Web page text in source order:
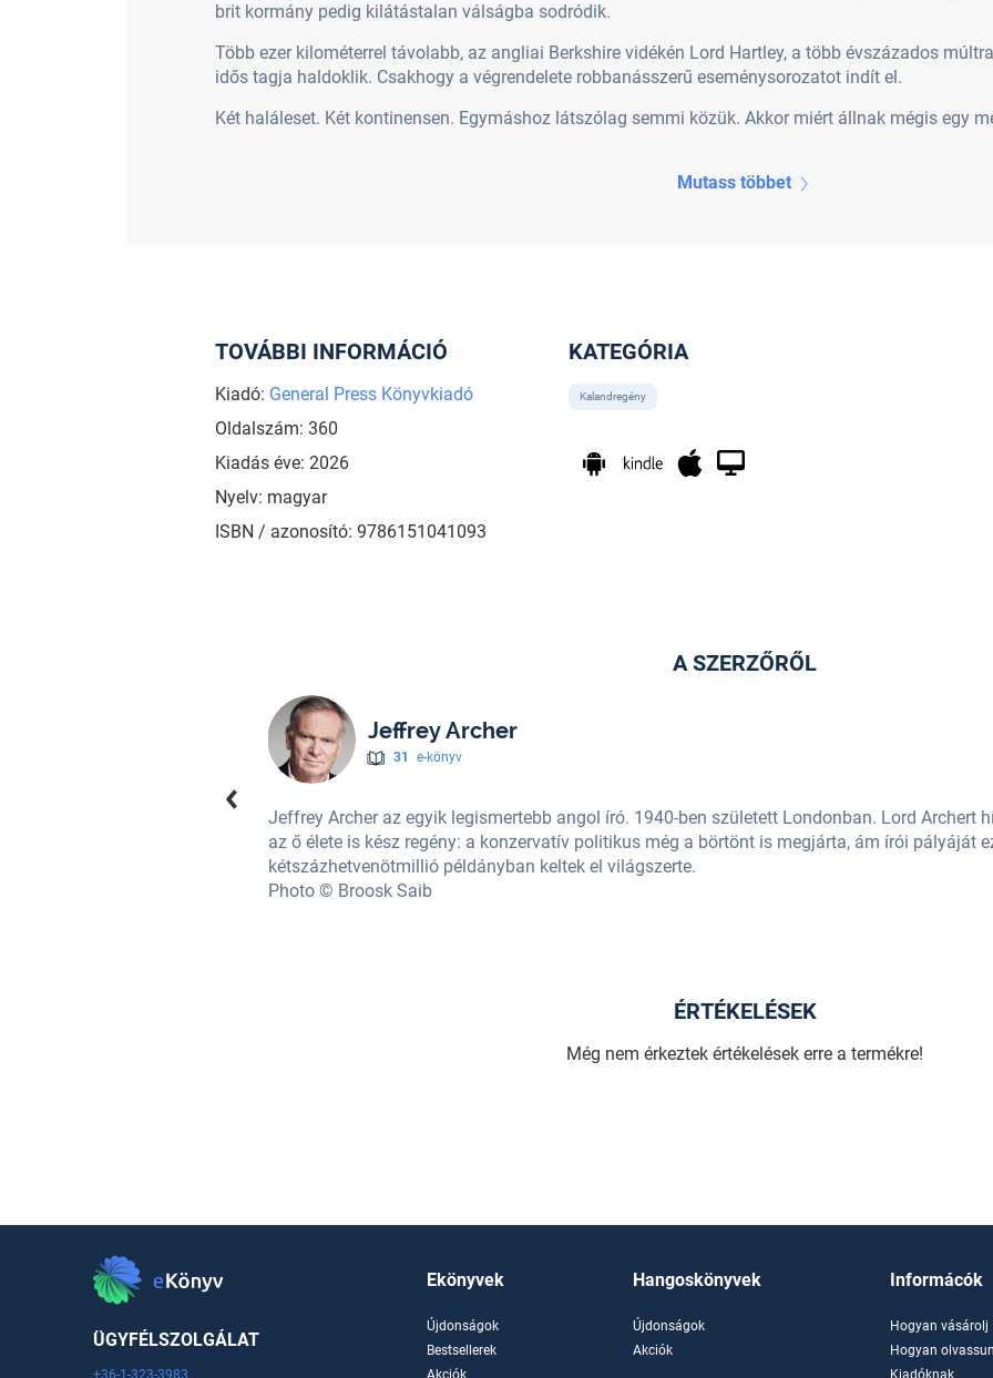
brit kormány pedig kilátástalan válságba sodródik.
Több ezer kilométerrel távolabb, az angliai Berkshire vidékén Lord Hartley, a több évszázados
idős tagja haldoklik. Csakhogy a végrendelete robbanásszerű eseménysorozatot indít el.
Két haláleset. Két kontinensen. Egymáshoz látszólag semmi közük. Akkor miért állnak mégis egy
Mutass többet
TOVÁBBI INFORMÁCIÓ
Kiadó: General Press Könyvkiadó
Oldalszám: 360
Kiadás éve: 2026
Nyelv: magyar
ISBN / azonosító: 9786151041093
KATEGÓRIA
Kalandregény
A SZERZŐRŐL
Jeffrey Archer
31 e-könyv
Jeffrey Archer az egyik legismertebb angol író. 1940-ben született Londonban. Lord Archert
az ő élete is kész regény: a konzervatív politikus még a börtönt is megjárta, ám írói pályáját
kétszázhetvenötmillió példányban keltek el világszerte.
Photo © Broosk Saib
ÉRTÉKELÉSEK
Még nem érkeztek értékelések erre a termékre!
ÜGYFÉLSZOLGÁLAT
Ekönyvek
Újdonságok
Bestsellerek
Hangoskönyvek
Újdonságok
Akciók
Informácók
Hogyan vásárolj
Hogyan